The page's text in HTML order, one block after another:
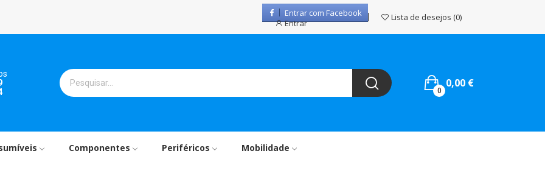
Entrar com Facebook
Entrar
Lista de desejos 0
0,00 €
0
Componentes Periféricos Mobilidade